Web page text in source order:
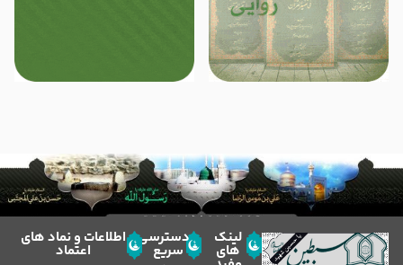
لینک
های
دسترسی
سریع
اطلاعات و نماد های
اعتماد